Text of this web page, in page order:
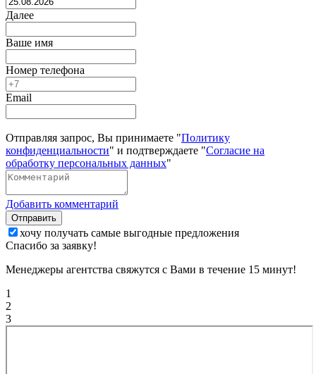
Далее
Ваше имя
Номер телефона
Email
Отправляя запрос, Вы принимаете "Политику
конфиденциальности" и подтверждаете "Согласие на
обработку персональных данных"
Добавить комментарий
Отправить
хочу получать самые выгодные предложения
Спасибо за заявку!
Менеджеры агентства свяжутся с Вами в течение 15 минут!
1
2
3